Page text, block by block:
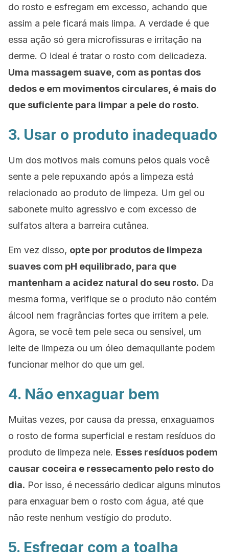
do rosto e esfregam em excesso, achando que
assim a pele ficará mais limpa. A verdade é que
essa ação só gera microfissuras e irritação na
derme. O ideal é tratar o rosto com delicadeza.
Uma massagem suave, com as pontas dos
dedos e em movimentos circulares, é mais do
que suficiente para limpar a pele do rosto.
3. Usar o produto inadequado
Um dos motivos mais comuns pelos quais você
sente a pele repuxando após a limpeza está
relacionado ao produto de limpeza. Um gel ou
sabonete muito agressivo e com excesso de
sulfatos altera a barreira cutânea.
Em vez disso, opte por produtos de limpeza
suaves com pH equilibrado, para que
mantenham a acidez natural do seu rosto. Da
mesma forma, verifique se o produto não contém
álcool nem fragrâncias fortes que irritem a pele.
Agora, se você tem pele seca ou sensível, um
leite de limpeza ou um óleo demaquilante podem
funcionar melhor do que um gel.
4. Não enxaguar bem
Muitas vezes, por causa da pressa, enxaguamos
o rosto de forma superficial e restam resíduos do
produto de limpeza nele. Esses resíduos podem
causar coceira e ressecamento pelo resto do
dia. Por isso, é necessário dedicar alguns minutos
para enxaguar bem o rosto com água, até que
não reste nenhum vestígio do produto.
5. Esfregar com a toalha